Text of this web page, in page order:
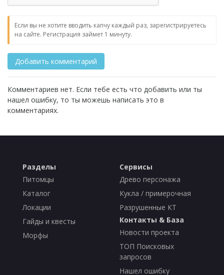
Если вы не хотите вводить капчу каждый раз, зарегистрируетесь
на сайте. Регистрация займет 1 минуту.
Комментариев нет. Если тебе есть что добавить или ты
нашел ошибку, то ты можешь написать это в
комментариях.
Разделы
Питомцы
Каталог
Локации
Гайды и квесты
Морфы
Сервисы
Древо персонажа
Кукла / примерочная
Разрушенные КТ
Контакты & База
Новости проекта
ТОП Поисковых
запросов
Нашел ошибку